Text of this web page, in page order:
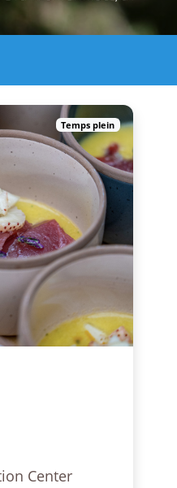
Temps plein
Center